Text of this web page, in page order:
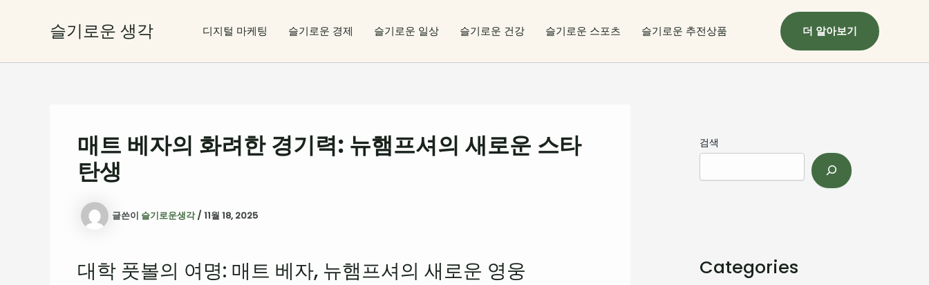
슬기로운 생각 디지털 마케팅 슬기로운 경제 슬기로운 일상 슬기로운 건강 슬기로운 스포츠 슬기로운 추전상품 더 알아보기
매트 베자의 화려한 경기력: 뉴햄프셔의 새로운 스타
탄생
글쓴이 슬기로운생각/11월 18, 2025
대학 풋볼의 여명: 매트 베자, 뉴햄프셔의 새로운 영웅
검색
Categories